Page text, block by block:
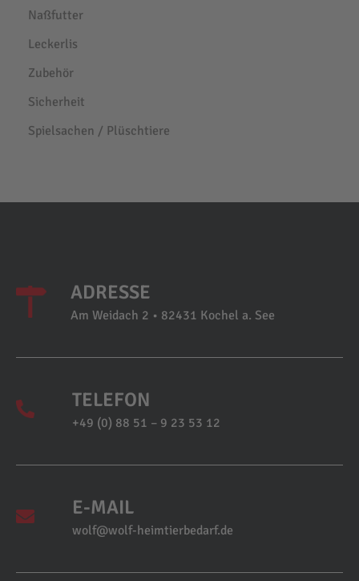
Naßfutter
Leckerlis
Zubehör
Sicherheit
Spielsachen / Plüschtiere
ADRESSE
Am Weidach 2 • 82431 Kochel a. See
TELEFON
+49 (0) 88 51 – 9 23 53 12
E-MAIL
wolf@wolf-heimtierbedarf.de